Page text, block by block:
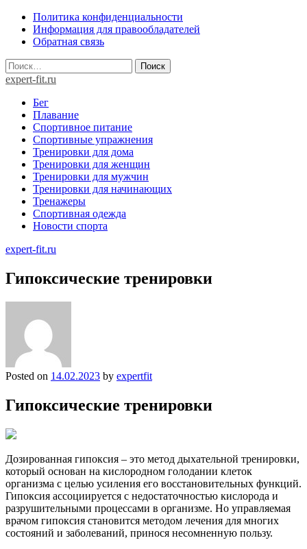
Skip
content
Политика конфиденциальности
Информация для правообладателей
Обратная связь
Найти:
expert-fit.ru
Бег
Плавание
Спортивное питание
Спортивные упражнения
Тренировки для дома
Тренировки для женщин
Тренировки для мужчин
Тренировки для начинающих
Тренажеры
Спортивная одежда
Новости спорта
expert-fit.ru
Гипоксические тренировки
Posted on 14.02.2023 by expertfit
Гипоксические тренировки
Дозированная гипоксия – это метод дыхательной тренировки,
который основан на кислородном голодании клеток
организма с целью усиления его восстановительных функций.
Гипоксия ассоциируется с недостаточностью кислорода и
разрушительными процессами в организме. Но управляемая
врачом гипоксия становится методом лечения для многих
состояний и заболеваний, принося несомненную пользу.